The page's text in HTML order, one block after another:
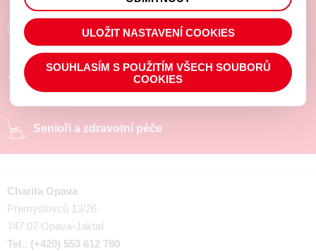
Poradíme a pomůžeme
Chráněné pracoviště
Senioři a zdravotní péče
Charita Opava
Přemyslovců 13/26
747 07 Opava-Jaktař
Tel.: (+420) 553 612 780
prohlížené zboží apod.
ULOŽIT NASTAVENÍ COOKIES
SOUHLASÍM S POUŽITÍM VŠECH SOUBORŮ
COOKIES